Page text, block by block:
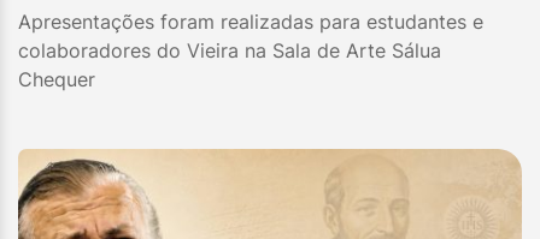
Apresentações foram realizadas para estudantes e
colaboradores do Vieira na Sala de Arte Sálua
Chequer